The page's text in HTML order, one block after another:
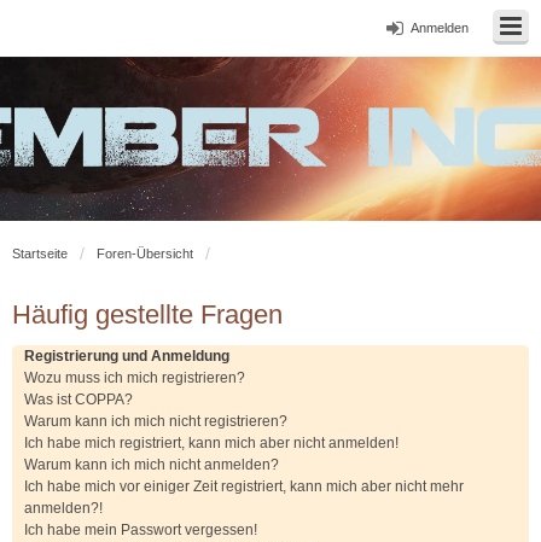
Anmelden
Startseite Foren-Übersicht
Häufig gestellte Fragen
Registrierung und Anmeldung
Wozu muss ich mich registrieren?
Was ist COPPA?
Warum kann ich mich nicht registrieren?
Ich habe mich registriert, kann mich aber nicht anmelden!
Warum kann ich mich nicht anmelden?
Ich habe mich vor einiger Zeit registriert, kann mich aber nicht mehr
anmelden?!
Ich habe mein Passwort vergessen!